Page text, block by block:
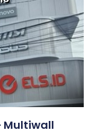
Multiwall